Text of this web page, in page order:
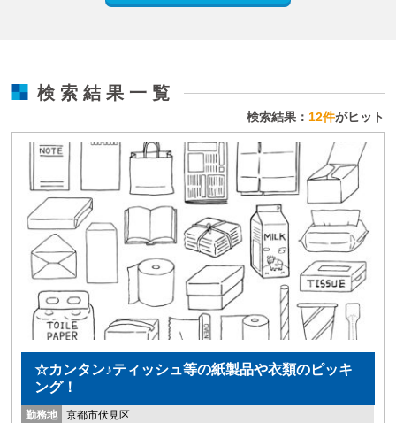
検索結果一覧
検索結果： 12件がヒット
☆カンタン♪ティッシュ等の紙製品や衣類のピッキ
ング！
勤務地
京都市伏見区